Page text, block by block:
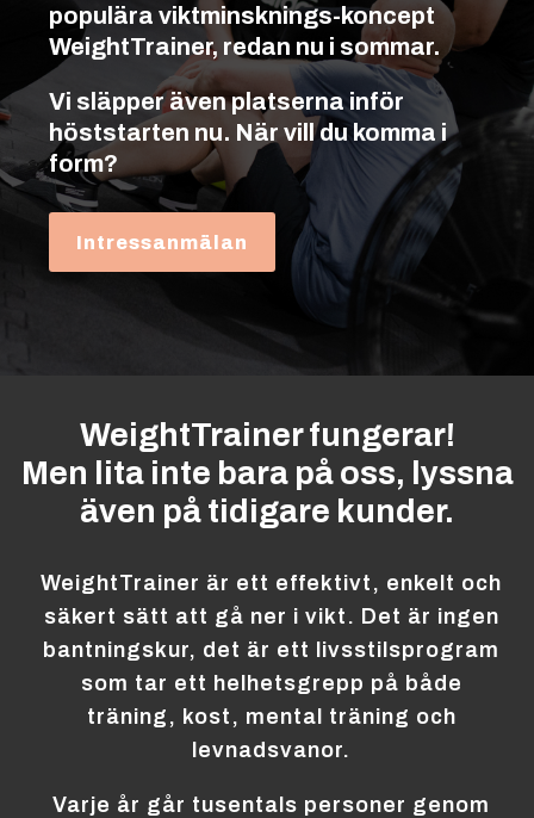
populära viktminsknings-koncept
WeightTrainer, redan nu i sommar.
Vi släpper även platserna inför
höststarten nu. När vill du komma i
form?
Intressanmälan
WeightTrainer fungerar!
Men lita inte bara på oss, lyssna
även på tidigare kunder.
WeightTrainer är ett effektivt, enkelt och
säkert sätt att gå ner i vikt. Det är ingen
bantningskur, det är ett livsstilsprogram
som tar ett helhetsgrepp på både
träning, kost, mental träning och
levnadsvanor.
Varje år går tusentals personer genom